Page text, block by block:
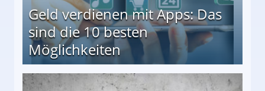
Geld verdienen mit Apps: Das
sind die 10 besten
Möglichkeiten
besten Möglichkeiten